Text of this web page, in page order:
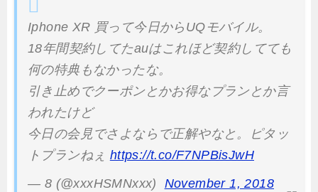
Iphone XR 買って今日からUQモバイル。
18年間契約してたauはこれほど契約してても
何の特典もなかったな。
引き止めでクーポンとかお得なプランとか言
われたけど
今日の会見でさよならで正解やなと。ピタッ
トプランねぇ https://t.co/F7NPBisJwH
— 8 (@xxxHSMNxxx)
November 1, 2018